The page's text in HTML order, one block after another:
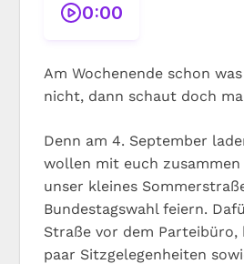
0:00
Am Wochenende schon
nicht, dann schaut doch
Denn am 4. September
wollen mit euch zusammen
unser kleines
Bundestagswahl feiern.
Straße vor dem Parteibüro,
paar Sitzgelegenheiten